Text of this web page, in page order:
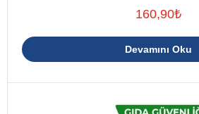
160,90₺
Devamını Oku